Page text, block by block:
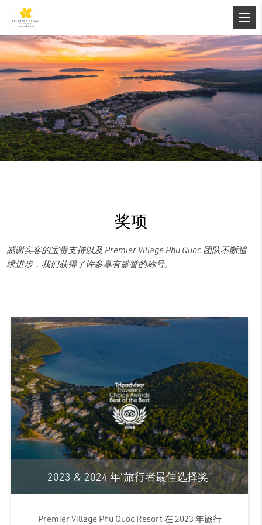
奖项
感谢宾客的宝贵支持以及 Premier Village Phu Quoc 团队不断追
求进步，我们获得了许多享有盛誉的称号。
2023 & 2024 年“旅行者最佳选择奖”
Premier Village Phu Quoc Resort 在 2023 年旅行